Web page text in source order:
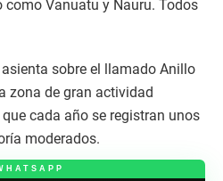
Vanuatu y Nauru. Todos
sobre el llamado Anillo
zona de gran actividad
cada año se registran unos
moderados.